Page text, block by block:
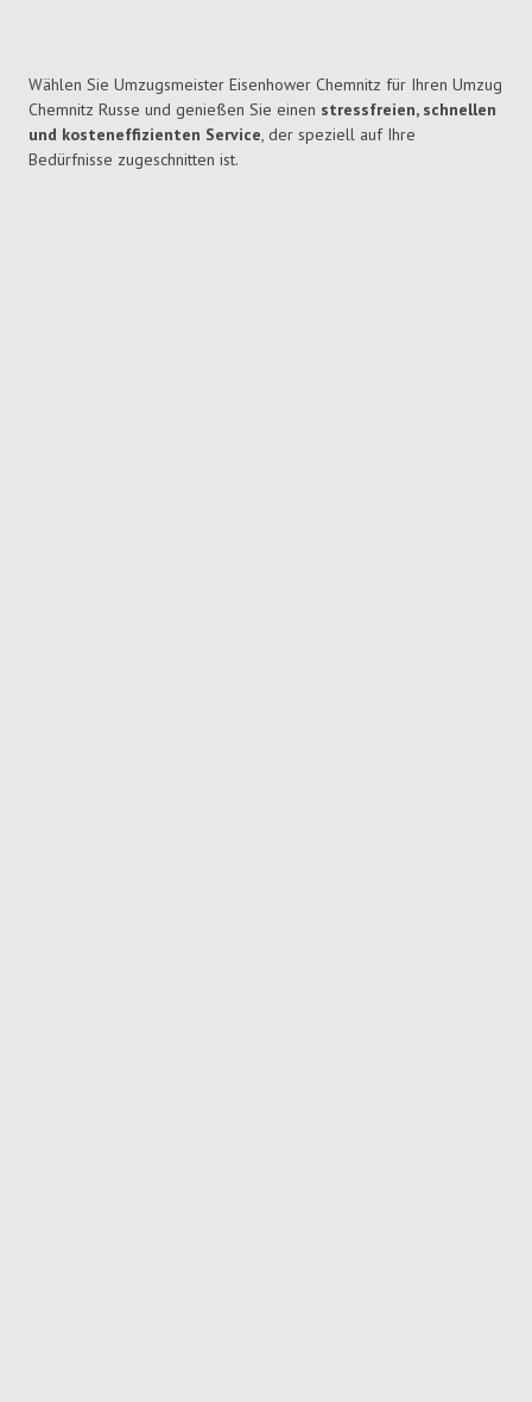
Wählen Sie Umzugsmeister Eisenhower Chemnitz für Ihren Umzug
Chemnitz Russe und genießen Sie einen stressfreien, schnellen
und kosteneffizienten Service, der speziell auf Ihre
Bedürfnisse zugeschnitten ist.